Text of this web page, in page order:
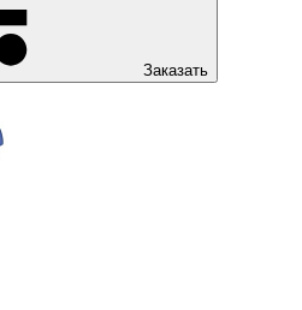
Заказать